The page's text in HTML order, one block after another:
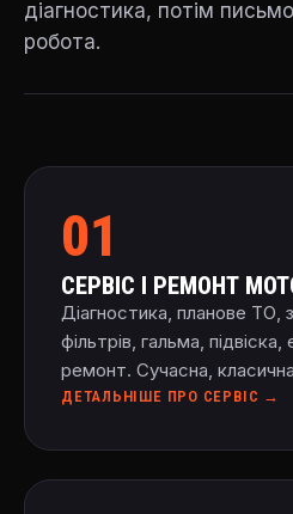
діагностика, потім
робота.
01
СЕРВІС І РЕМОНТ
Діагностика, планове ТО,
фільтрів, гальма,
ремонт. Сучасна,
ДЕТАЛЬНІШЕ ПРО СЕРВІС →